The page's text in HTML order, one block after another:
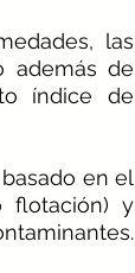
las
además de
índice de
en el
flotación) y